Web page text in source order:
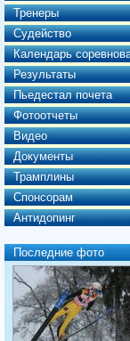
Тренеры
Судейство
Календарь
Результаты
Пьедестал почета
Фотоотчеты
Видео
Документы
Трамплины
Спонсорам
Антидопинг
Последние фото